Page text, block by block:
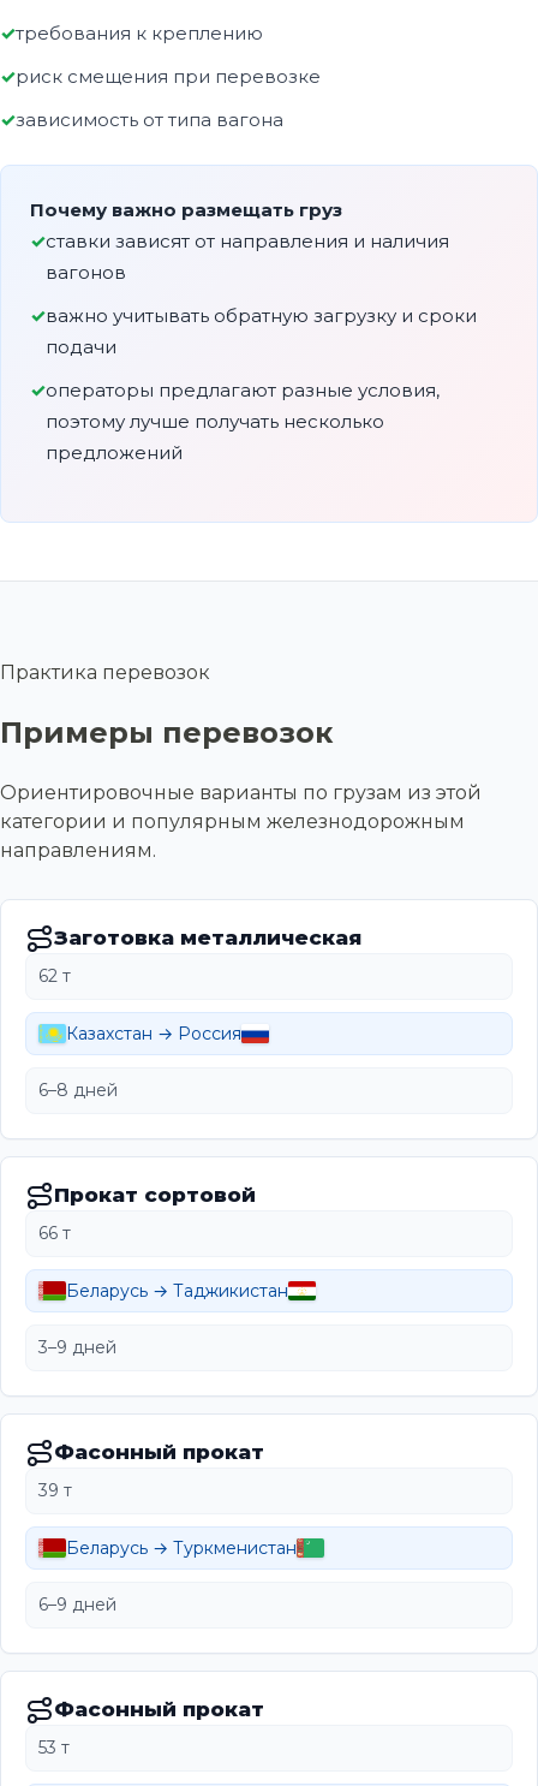
требования к креплению
риск смещения при перевозке
зависимость от типа вагона
Почему важно размещать груз
ставки зависят от направления и наличия
вагонов
важно учитывать обратную загрузку и сроки
подачи
операторы предлагают разные условия,
поэтому лучше получать несколько
предложений
Практика перевозок
Примеры перевозок
Ориентировочные варианты по грузам из этой
категории и популярным железнодорожным
направлениям.
Заготовка металлическая
62 т
Казахстан → Россия
6–8 дней
Прокат сортовой
66 т
Беларусь → Таджикистан
3–9 дней
Фасонный прокат
39 т
Беларусь → Туркменистан
6–9 дней
Фасонный прокат
53 т